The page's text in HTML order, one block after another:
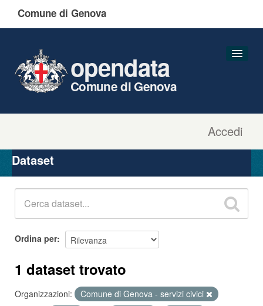
Comune di Genova
Accedi
opendata
Comune di Genova
Organizzazioni
Gruppi
Dataset
Ordina per
1 dataset trovato
Organizzazioni:
Comune di Genova - servizi civici